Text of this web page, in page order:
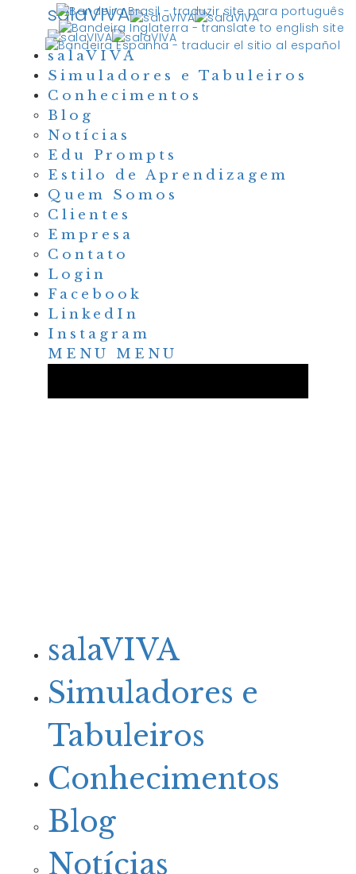
salaVIVA
salaVIVA
Simuladores e Tabuleiros
Conhecimentos
Blog
Notícias
Edu Prompts
Estilo de Aprendizagem
Quem Somos
Clientes
Empresa
Contato
Login
Facebook
LinkedIn
Instagram
MENU
MENU
salaVIVA
Simuladores e
Tabuleiros
Conhecimentos
Blog
Notícias